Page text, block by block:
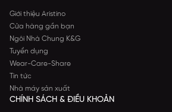
Giới thiệu Aristino
Cửa hàng gần bạn
Ngôi Nhà Chung K&G
Tuyển dụng
Wear-Care-Share
Tin tức
Nhà máy sản xuất
CHÍNH SÁCH & ĐIỀU KHOẢN